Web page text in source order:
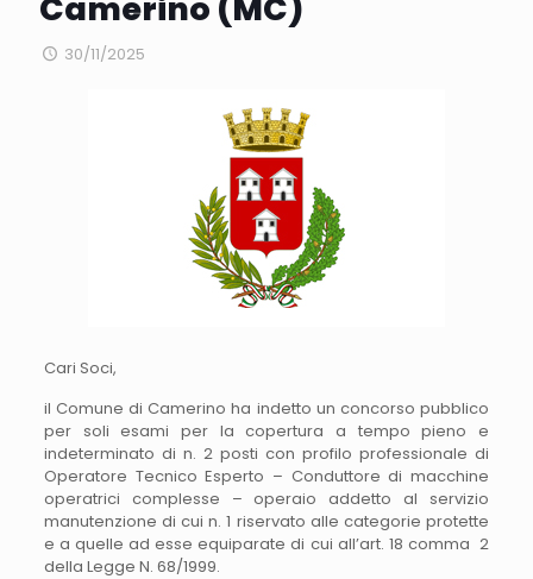
Camerino (MC)
30/11/2025
Cari Soci,
il Comune di Camerino ha indetto un concorso pubblico
per soli esami per la copertura a tempo pieno e
indeterminato di n. 2 posti con profilo professionale di
Operatore Tecnico Esperto – Conduttore di macchine
operatrici complesse – operaio addetto al servizio
manutenzione di cui n. 1 riservato alle categorie protette
e a quelle ad esse equiparate di cui all’art. 18 comma 2
della Legge N. 68/1999.